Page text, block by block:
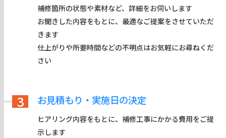
補修箇所の状態や素材など、詳細をお伺いします
お聞きした内容をもとに、最適なご提案をさせていただ
きます
仕上がりや所要時間などの不明点はお気軽にお尋ねくだ
さい
3 お見積もり・実施日の決定
ヒアリング内容をもとに、補修工事にかかる費用をご提
示します